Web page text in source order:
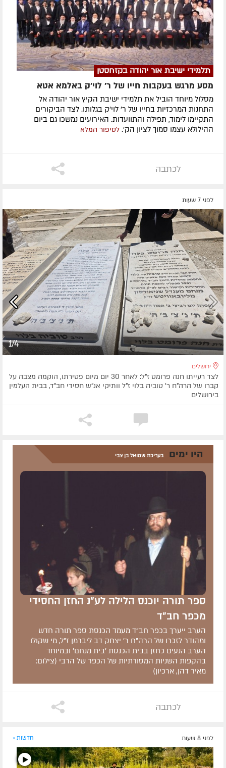
תלמידי ישיבת אור יהודה בקזחסטן
מסע מרגש בעקבות חייו של ר' לוי'ק באלמא אטא
מסלול מיוחד הוביל את תלמידי ישיבת הקיץ אור יהודה אל
התחנות המרכזיות בחייו של ר' לוי'ק בגלותו. לצד הביקורים
התקיימו לימוד, תפילה והתוועדות. האירועים נמשכו גם ביום
ההילולא עצמו סמוך לציון הק'. לסיפור המלא
לכתבה
לפני 7 שעות
1/4
ירושלים
לצד רעייתו חנה פרומט ז"ל: לאחר 30 יום מיום פטירתו, הוקמה מצבה על
קברו של הרה"ח ר' טוביה בלוי ז"ל וותיקי אנ"ש חסידי חב"ד, בבית העלמין
בירושלים
היו ימים בעריכת שמואל בן צבי
ספר תורה יוכנס הלילה לע"נ החזן החסידי
מכפר חב"ד
הערב ייערך בכפר חב"ד מעמד הכנסת ספר תורה חדש
ומהודר לזכרו של הרה"ח ר' יצחק דב ליברמן ז"ל, מי שקולו
הערב הנעים כחזן בבית הכנסת 'בית מנחם' ובמיוחד
בהקפות השניות המסורתיות של הכפר של הרבי (צילום:
מאיר דהן, ארכיון)
לכתבה
לפני 8 שעות חדשות »